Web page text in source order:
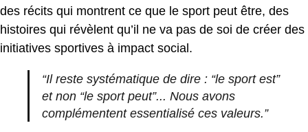
des récits qui montrent ce que le sport peut être, des
histoires qui révèlent qu’il ne va pas de soi de créer des
initiatives sportives à impact social.
“Il reste systématique de dire : “le sport est”
et non “le sport peut”... Nous avons
complémentent essentialisé ces valeurs.”